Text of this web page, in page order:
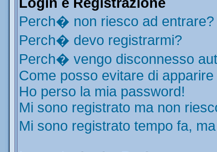
Perch� non riesco ad entrare?
Perch� devo registrarmi?
Perch� vengo disconnesso
Come posso evitare di
Ho perso la mia password!
Mi sono registrato ma non
Mi sono registrato tempo fa,